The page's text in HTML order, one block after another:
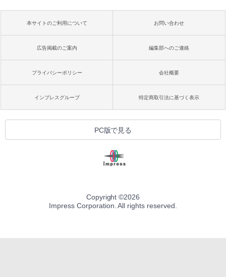
本サイトのご利用について お問い合わせ
広告掲載のご案内 編集部へのご連絡
プライバシーポリシー 会社概要
インプレスグループ 特定商取引法に基づく表示
PC版で見る
Copyright ©2026
Impress Corporation. All rights reserved.